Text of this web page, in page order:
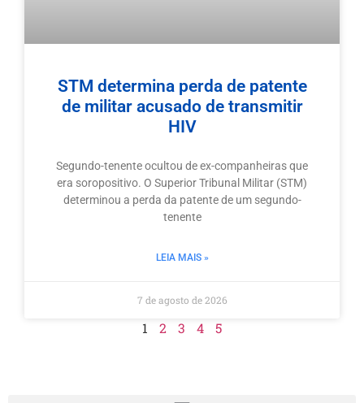
STM determina perda de patente
de militar acusado de transmitir
HIV
Segundo-tenente ocultou de ex-companheiras que
era soropositivo. O Superior Tribunal Militar (STM)
determinou a perda da patente de um segundo-
tenente
LEIA MAIS »
7 de agosto de 2026
1 2 3 4 5